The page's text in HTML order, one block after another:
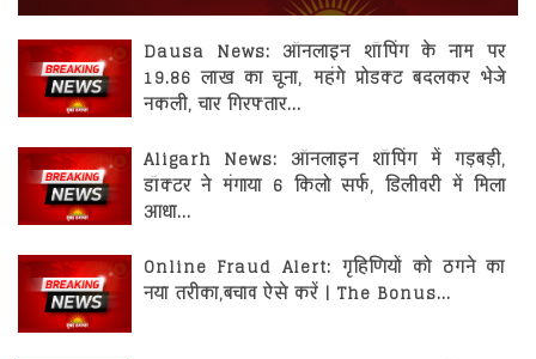
Dausa News: ऑनलाइन शॉपिंग के नाम पर
19.86 लाख का चूना, महंगे प्रोडक्ट बदलकर भेजे
नकली, चार गिरफ्तार...
Aligarh News: ऑनलाइन शॉपिंग में गड़बड़ी,
डॉक्टर ने मंगाया 6 किलो सर्फ, डिलीवरी में मिला
आधा...
Online Fraud Alert: गृहिणियों को ठगने का
नया तरीका,बचाव ऐसे करें | The Bonus...